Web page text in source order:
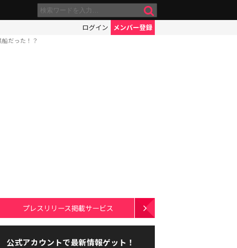
ログイン メンバー登録
だった！？
プレスリリース掲載サービス
公式アカウントで最新情報ゲット！